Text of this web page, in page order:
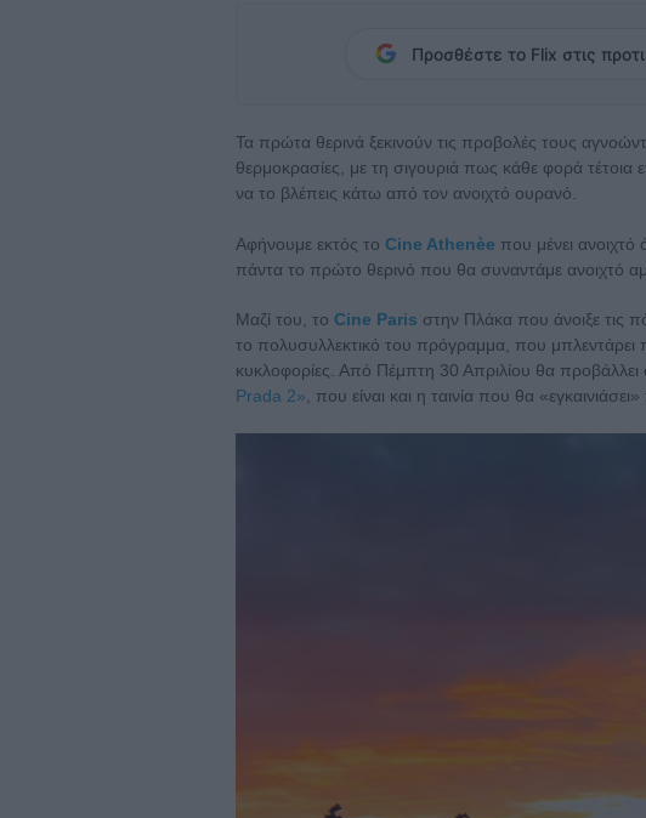
Προσθέστε το Flix στις
Τα πρώτα θερινά ξεκινούν τις προβολές τους
θερμοκρασίες, με τη σιγουριά πως κάθε φορά τέτοια
να το βλέπεις κάτω από τον ανοιχτό ουρανό.
Αφήνουμε εκτός το Cine Athenèe που μένει ανοιχτό
πάντα το πρώτο θερινό που θα συναντάμε ανοιχτό
Μαζί του, το Cine Paris στην Πλάκα που άνοιξε τις
το πολυσυλλεκτικό του πρόγραμμα, που μπλεντάρει
κυκλοφορίες. Από Πέμπτη 30 Απριλίου θα
Prada 2» , που είναι και η ταινία που θα